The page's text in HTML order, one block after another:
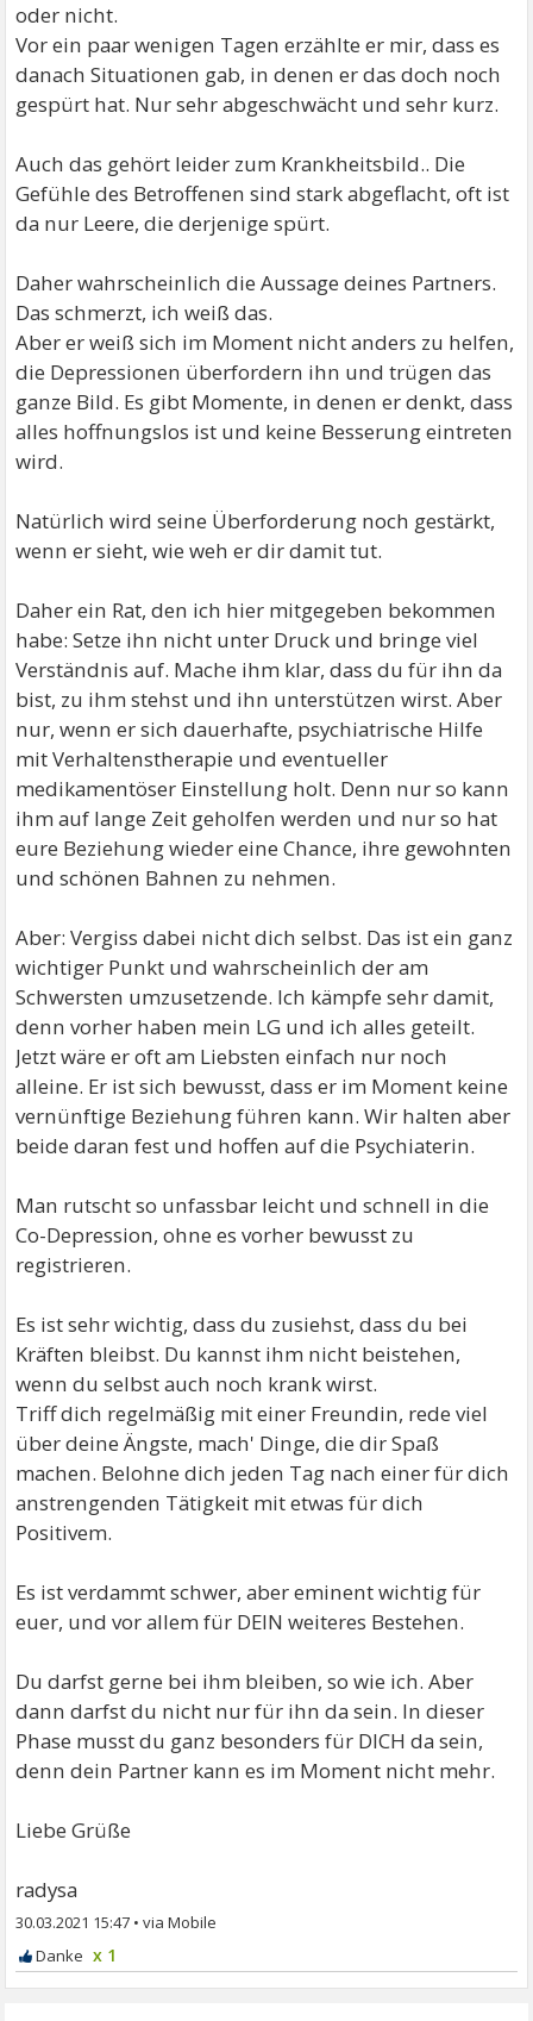
oder nicht.
Vor ein paar wenigen Tagen erzählte er mir, dass es
danach Situationen gab, in denen er das doch noch
gespürt hat. Nur sehr abgeschwächt und sehr kurz.
Auch das gehört leider zum Krankheitsbild.. Die
Gefühle des Betroffenen sind stark abgeflacht, oft ist
da nur Leere, die derjenige spürt.
Daher wahrscheinlich die Aussage deines Partners.
Das schmerzt, ich weiß das.
Aber er weiß sich im Moment nicht anders zu helfen,
die Depressionen überfordern ihn und trügen das
ganze Bild. Es gibt Momente, in denen er denkt, dass
alles hoffnungslos ist und keine Besserung eintreten
wird.
Natürlich wird seine Überforderung noch gestärkt,
wenn er sieht, wie weh er dir damit tut.
Daher ein Rat, den ich hier mitgegeben bekommen
habe: Setze ihn nicht unter Druck und bringe viel
Verständnis auf. Mache ihm klar, dass du für ihn da
bist, zu ihm stehst und ihn unterstützen wirst. Aber
nur, wenn er sich dauerhafte, psychiatrische Hilfe
mit Verhaltenstherapie und eventueller
medikamentöser Einstellung holt. Denn nur so kann
ihm auf lange Zeit geholfen werden und nur so hat
eure Beziehung wieder eine Chance, ihre gewohnten
und schönen Bahnen zu nehmen.
Aber: Vergiss dabei nicht dich selbst. Das ist ein ganz
wichtiger Punkt und wahrscheinlich der am
Schwersten umzusetzende. Ich kämpfe sehr damit,
denn vorher haben mein LG und ich alles geteilt.
Jetzt wäre er oft am Liebsten einfach nur noch
alleine. Er ist sich bewusst, dass er im Moment keine
vernünftige Beziehung führen kann. Wir halten aber
beide daran fest und hoffen auf die Psychiaterin.
Man rutscht so unfassbar leicht und schnell in die
Co-Depression, ohne es vorher bewusst zu
registrieren.
Es ist sehr wichtig, dass du zusiehst, dass du bei
Kräften bleibst. Du kannst ihm nicht beistehen,
wenn du selbst auch noch krank wirst.
Triff dich regelmäßig mit einer Freundin, rede viel
über deine Ängste, mach' Dinge, die dir Spaß
machen. Belohne dich jeden Tag nach einer für dich
anstrengenden Tätigkeit mit etwas für dich
Positivem.
Es ist verdammt schwer, aber eminent wichtig für
euer, und vor allem für DEIN weiteres Bestehen.
Du darfst gerne bei ihm bleiben, so wie ich. Aber
dann darfst du nicht nur für ihn da sein. In dieser
Phase musst du ganz besonders für DICH da sein,
denn dein Partner kann es im Moment nicht mehr.
Liebe Grüße
radysa
30.03.2021 15:47 •
x 1